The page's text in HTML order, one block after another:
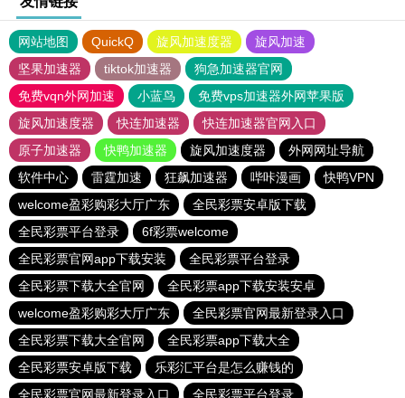
网站地图 QuickQ 旋风加速度器
旋风加速
坚果加速器
tiktok加速器
狗急加速器官网
免费vqn外网加速
小蓝鸟
免费vps加速器外网苹果版
旋风加速度器
快连加速器
快连加速器官网入口
原子加速器
快鸭加速器 旋风加速度器
外网网址导航
软件中心
雷霆加速 狂飙加速器 哔咔漫画
快鸭VPN
welcome盈彩购彩大厅广东
全民彩票安卓版下载
全民彩票平台登录
6f彩票welcome
全民彩票官网app下载安装
全民彩票平台登录
全民彩票下载大全官网
全民彩票app下载安装安卓
welcome盈彩购彩大厅广东
全民彩票官网最新登录入口
全民彩票下载大全官网
全民彩票app下载大全
全民彩票安卓版下载
乐彩汇平台是怎么赚钱的
全民彩票官网最新登录入口
全民彩票平台登录